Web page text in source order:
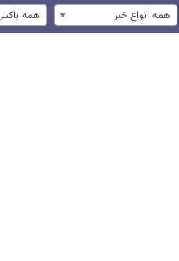
همه انواع خبر همه